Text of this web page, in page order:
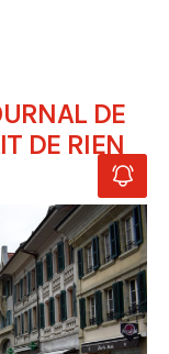
DE
DE RIEN